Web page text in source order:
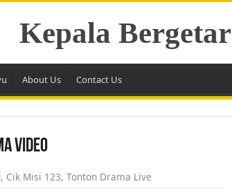
Kepala Bergetar
About Us Contact Us
Video
, Cik Misi 123, Tonton Drama Live